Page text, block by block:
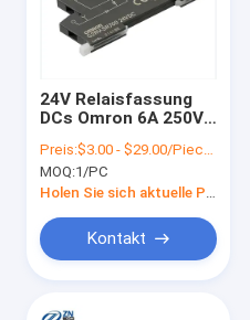
24V Relaisfassung
DCs Omron 6A 250V
SR700 für G2 RA
Relays
Preis:$3.00 - $29.00/Pieces
MOQ:1/PC
Holen Sie sich aktuelle Preis
Kontakt